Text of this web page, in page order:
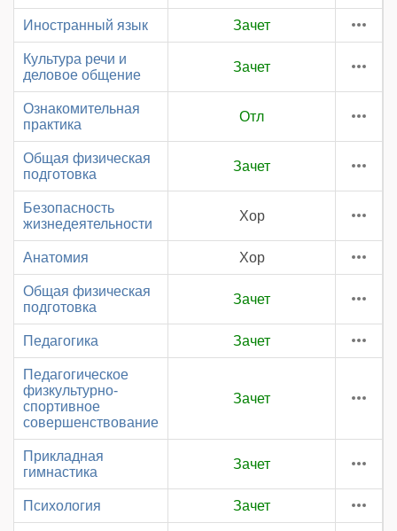
Иностранный язык Зачет
Культура речи и
деловое общение
Зачет
Ознакомительная
практика
Отл
Общая физическая
подготовка
Зачет
Безопасность
жизнедеятельности
Хор
Анатомия Хор
Общая физическая
подготовка
Зачет
Педагогика Зачет
Педагогическое
физкультурно-
спортивное
совершенствование
Зачет
Прикладная
гимнастика
Зачет
Психология Зачет